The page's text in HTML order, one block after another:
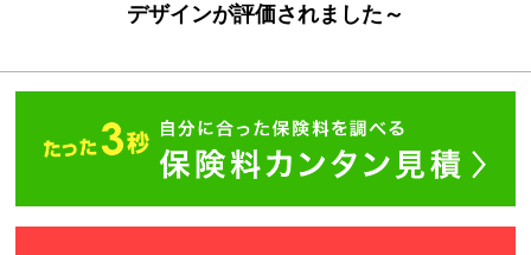
デザインが評価されました～